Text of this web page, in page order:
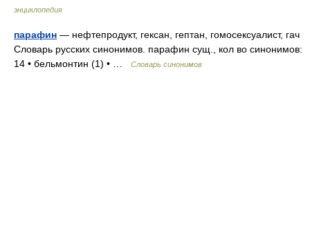
энциклопедия
парафин — нефтепродукт, гексан, гептан, гомосексуалист, гач
Словарь русских синонимов. парафин сущ., кол во синонимов:
14 • бельмонтин (1) • …
Словарь синонимов